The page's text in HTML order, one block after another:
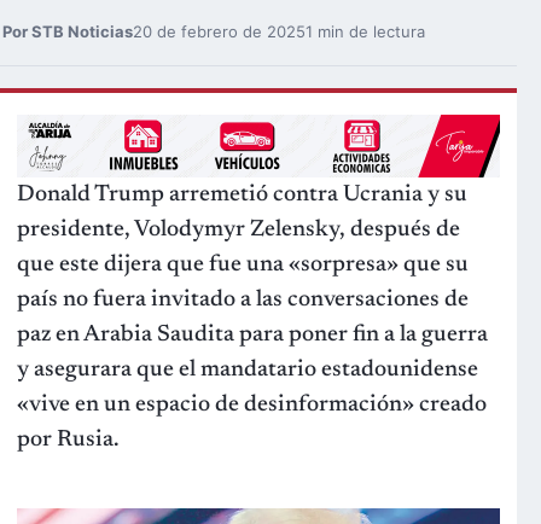
Por STB Noticias20 de febrero de 20251 min de lectura
Donald Trump arremetió contra Ucrania y su
presidente, Volodymyr Zelensky, después de
que este dijera que fue una «sorpresa» que su
país no fuera invitado a las conversaciones de
paz en Arabia Saudita para poner fin a la guerra
y asegurara que el mandatario estadounidense
«vive en un espacio de desinformación» creado
por Rusia.